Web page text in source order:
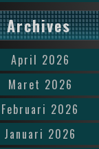
Archives
April 2026
Maret 2026
Februari 2026
Januari 2026